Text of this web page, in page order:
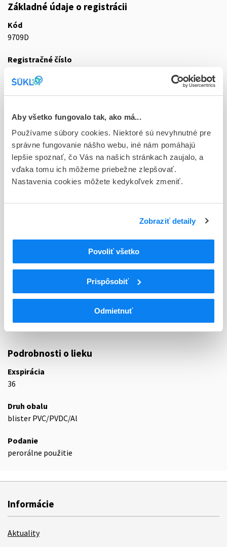
Aby všetko fungovalo tak, ako má...
Používame súbory cookies. Niektoré sú nevyhnutné pre
správne fungovanie nášho webu, iné nám pomáhajú
lepšie spoznať, čo Vás na našich stránkach zaujalo, a
vďaka tomu ich môžeme priebežne zlepšovať.
Nastavenia cookies môžete kedykoľvek zmeniť.
Zobraziť detaily
Povoliť všetko
Prispôsobiť
Odmietnuť
Základné údaje o registrácii
Kód
9709D
Registračné číslo
Doplnok
Stav
R - Aktuálna registrácia
Typ registračnej procedúry
Decentralizovaná
ATC
KRV A KRVOTVORNÉ ORGÁNY
B01A
ANTIKOAGULANCIÁ, ANTITROMBOTIKÁ
Antiagreganciá trombocytov okrem heparínu
B01AC24
Tikagrelor
Podrobnosti o lieku
Exspirácia
36
Druh obalu
blister PVC/PVDC/Al
Podanie
perorálne použitie
Informácie
Aktuality